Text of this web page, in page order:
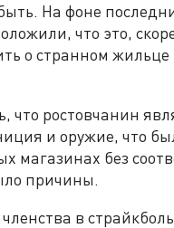
На фоне
что это,
о странном
что ростовчанин
и оружие, что
магазинах без
причины.
членства в